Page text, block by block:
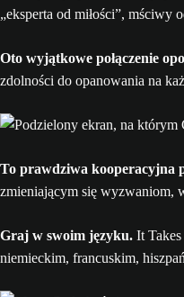
„eksperta od miłości”,
Oto wyjątkowe połączenie
zdolności do opanowania na
To prawdziwa kooperacyjna
zmieniającym się wyzwaniom,
Graj w swoim języku. It
niemieckim, francuskim,